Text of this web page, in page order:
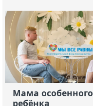
Мама особенного
ребёнка